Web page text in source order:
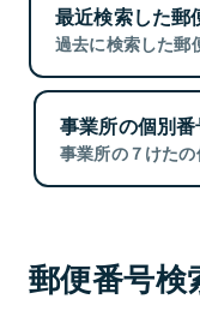
最近検索した郵
過去に検索した郵
事業所の個別
事業所の７けたの
郵便番号検